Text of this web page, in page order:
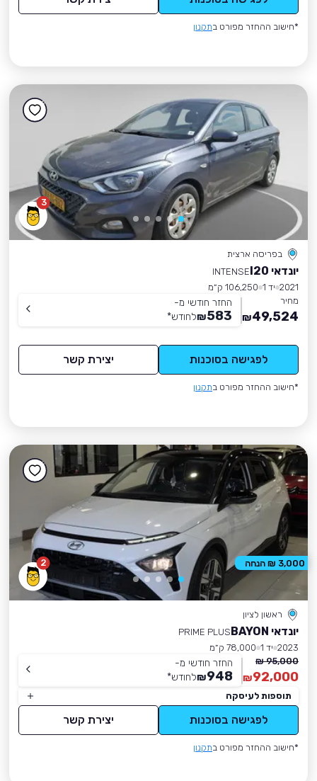
*חישוב ההחזר מפורט בתקנון
3
בפריסה ארצית
יונדאי I20
INTENSE
2021 יד 1
106,250 ק״מ
מחיר
49,524
₪
החזר חודשי מ-
583
₪לחודש*
לפגישה בסוכנות יצירת קשר
*חישוב ההחזר מפורט בתקנון
2
ראשון לציון
יונדאי BAYON
PRIME PLUS
2023 יד 1
78,000 ק״מ
95,000 ₪
92,000
₪
החזר חודשי מ-
948
₪לחודש*
תוספות לעיסקה
לפגישה בסוכנות יצירת קשר
*חישוב ההחזר מפורט בתקנון
3,000 ₪ הנחה